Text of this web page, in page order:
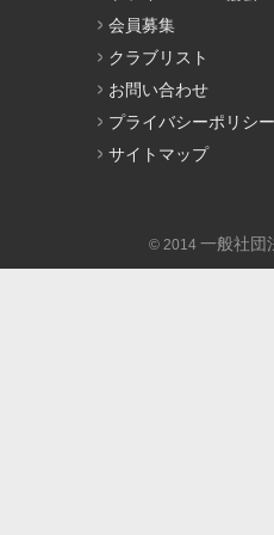
会員募集
クラブリスト
お問い合わせ
プライバシーポリシー
サイトマップ
© 2014 一般社団